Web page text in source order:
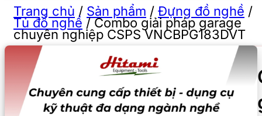
Trang chủ / Sản phẩm / Đựng đồ nghề /
Tủ đồ nghề /Combo giải pháp garage
chuyên nghiệp CSPS VNCBPG183DVT